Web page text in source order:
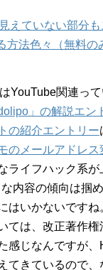
えていない部分
方法色々（無料の
YouTube関連っ
dolipo」の解説エン
の紹介エントリー
のメールアドレス
ライフハック系が
内容の傾向は掴
はいかないですね
ては、改正著作権
感じなんですが、
てきているので